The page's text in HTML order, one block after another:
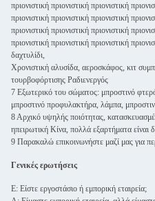
πριονιστική πριονιστική πριονιστική
πριονιστική πριονιστική πριονιστική
πριονιστική πριονιστική πριονιστική
πριονιστική πριονιστική πριονιστική
δαχτυλίδι,
Χρονιστική αλυσίδα, αεροσκάφος, κιτ
τουρβοφόρτισης Ραδιενεργός
7 Εξωτερικό του σώματος: μπροστινό
μπροστινό προφυλακτήρα, λάμπα,
8 Αρχικό υψηλής ποιότητας,
ηπειρωτική Κίνα, πολλά εξαρτήματα είναι
9 Παρακαλώ επικοινωνήστε μαζί μας για
Γενικές ερωτήσεις
Ε: Είστε εργοστάσιο ή εμπορική εταιρεία;